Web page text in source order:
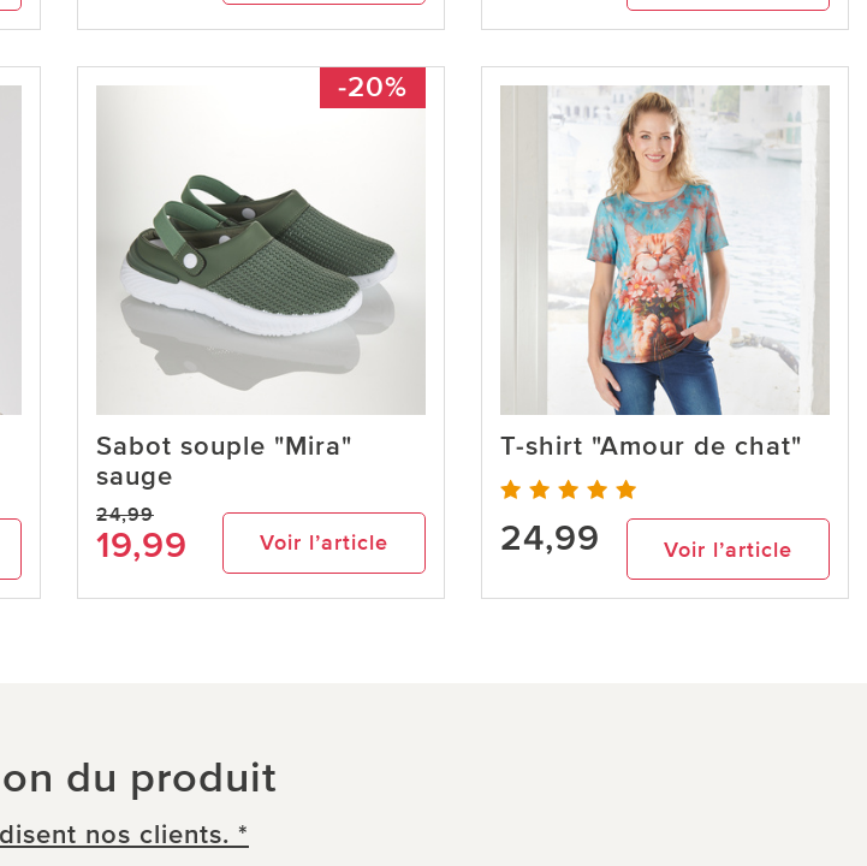
-20%
Sabot souple "Mira"
sauge
24,99
19,99 Voir l’article
T-shirt "Amour de chat"
24,99 Voir l’article
du produit
nos clients. *